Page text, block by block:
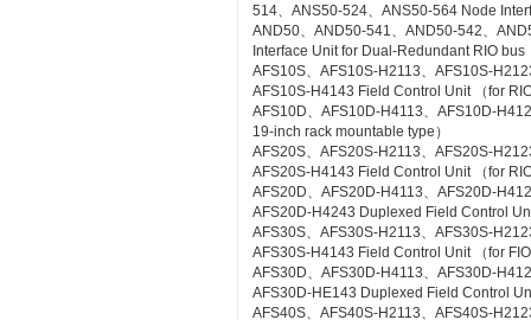
514、ANS50-524、ANS50-564 Node
AND50、AND50-541、AND50-542、
Interface Unit for Dual-Redundant RIO
AFS10S、AFS10S-H2113、AFS10S-
AFS10S-H4143 Field Control Unit （for
AFS10D、AFS10D-H4113、AFS10D-
19-inch rack mountable type）
AFS20S、AFS20S-H2113、AFS20S-
AFS20S-H4143 Field Control Unit （for
AFS20D、AFS20D-H4113、AFS20D-
AFS20D-H4243 Duplexed Field Control
AFS30S、AFS30S-H2113、AFS30S-
AFS30S-H4143 Field Control Unit （for
AFS30D、AFS30D-H4113、AFS30D-
AFS30D-HE143 Duplexed Field Control
AFS40S、AFS40S-H2113、AFS40S-